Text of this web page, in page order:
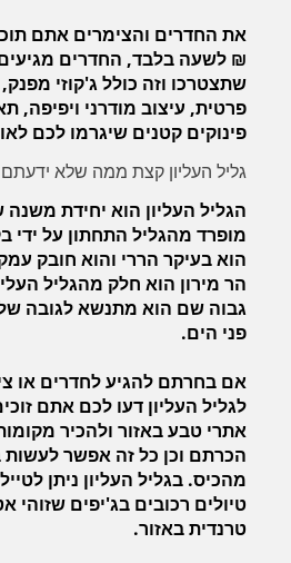
₪ לשעה בלבד, החדרים
שתצטרכו וזה כולל ג'קוזי
פרטית, עיצוב מודרני ויפיפה,
פינוקים קטנים שיגרמו לכם
גליל העליון קצת ממה שלא
הגליל העליון הוא יחידת
מופרד מהגליל התחתון על ידי
הוא בעיקר הררי והוא חובק
הר מירון הוא חלק מהגליל
פני הים.
אם בחרתם להגיע לחדרים או
לגליל העליון דעו לכם אתם
אתרי טבע באזור ולהכיר
הכרתם וכן כל זה אפשר לעשות
מהכיס. בגליל העליון ניתן
טיולים רכובים בג'יפים שזוהי
טרנדית באזור.